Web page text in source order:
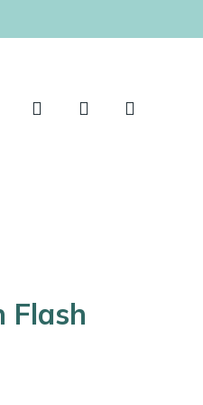
rechercheaccount
Fermer
Flash